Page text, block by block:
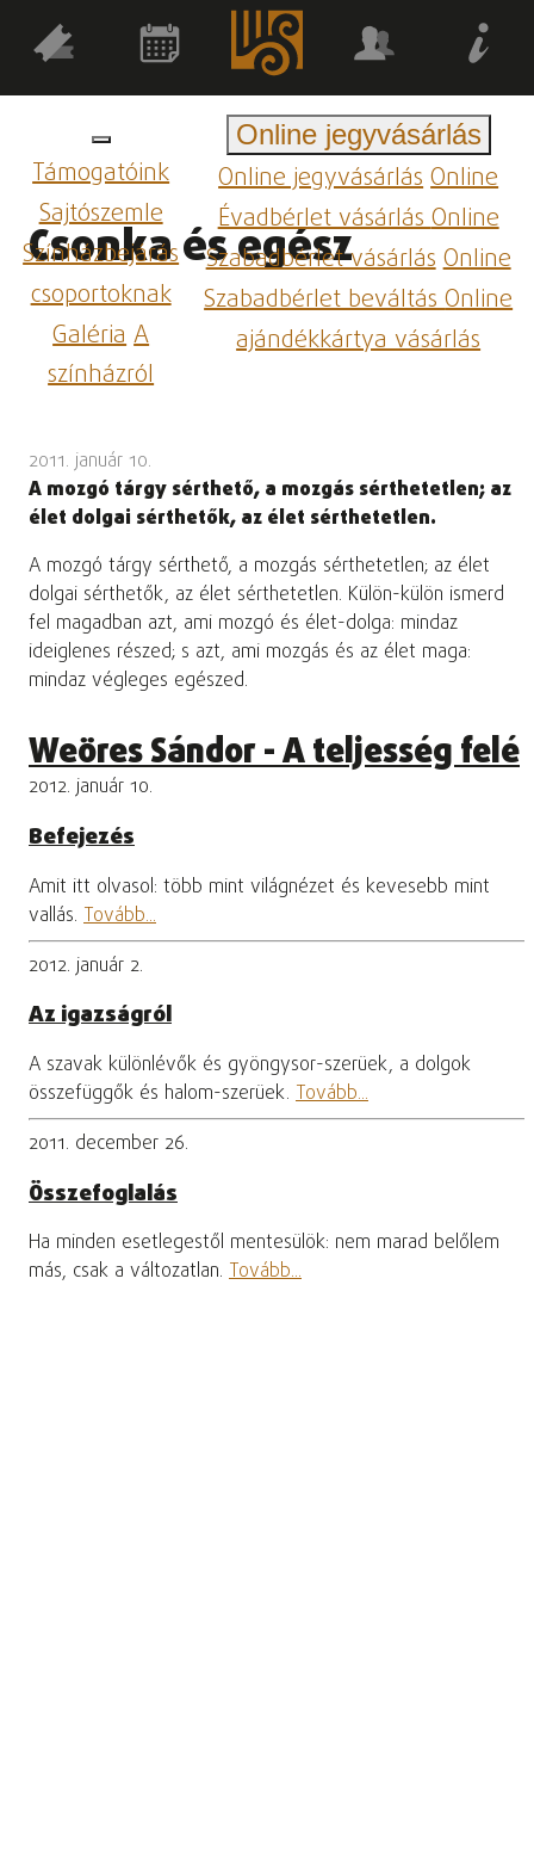
Támogatóink
Sajtószemle
Színházbejárás
csoportoknak
GalériaA
színházról
Online jegyvásárlás
Online jegyvásárlásOnline
Évadbérlet vásárlásOnline
Szabadbérlet vásárlásOnline
Szabadbérlet beváltásOnline
ajándékkártya vásárlás
Csonka és egész
2011. január 10.
A mozgó tárgy sérthető, a mozgás sérthetetlen; az
élet dolgai sérthetők, az élet sérthetetlen.
A mozgó tárgy sérthető, a mozgás sérthetetlen; az élet
dolgai sérthetők, az élet sérthetetlen. Külön-külön ismerd
fel magadban azt, ami mozgó és élet-dolga: mindaz
ideiglenes részed; s azt, ami mozgás és az élet maga:
mindaz végleges egészed.
Weöres Sándor - A teljesség felé
2012. január 10.
Befejezés
Amit itt olvasol: több mint világnézet és kevesebb mint
vallás. Tovább...
2012. január 2.
Az igazságról
A szavak különlévők és gyöngysor-szerüek, a dolgok
összefüggők és halom-szerüek. Tovább...
2011. december 26.
Összefoglalás
Ha minden esetlegestől mentesülök: nem marad belőlem
más, csak a változatlan. Tovább...